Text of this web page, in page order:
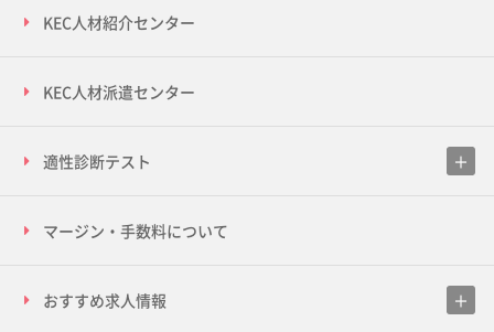
KEC人材紹介センター
KEC人材派遣センター
適性診断テスト
マージン・手数料について
おすすめ求人情報